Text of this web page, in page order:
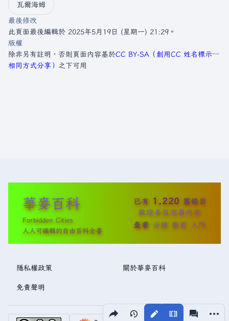
分享此頁面
視圖 更多
瓦爾海姆
最後修改
此頁面最後編輯於 2025年5月19日 (星期一) 21:29。
版權
除非另有註明，否則頁面內容基於CC BY-SA（創用CC 姓名標示─
相同方式分享） 之下可用
華麥百科
Forbidden Cities
人人可編輯的自由百科全書
已有 1,220 篇條目
歡迎各位完善內容
查看 分類 變更 入門
隱私權政策 關於華麥百科
免責聲明